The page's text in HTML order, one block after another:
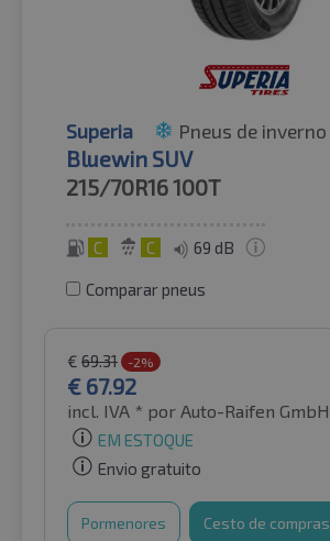
Superia Pneus de inverno
Bluewin SUV
215/70R16100T
C C 69 dB
Comparar pneus
€ 69.31 -2%
€ 67.92
incl. IVA * por Auto-Raifen GmbH
EM ESTOQUE
Envio gratuito
Pormenores Cesto de compras